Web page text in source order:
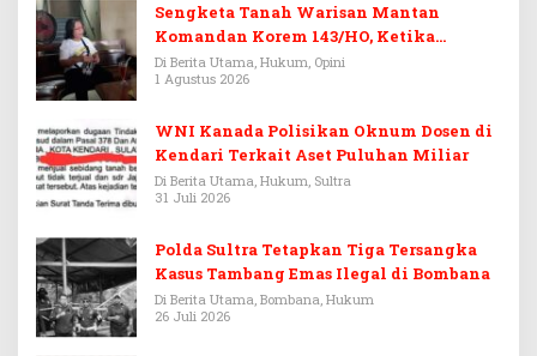
Sengketa Tanah Warisan Mantan
Komandan Korem 143/HO, Ketika
Warisan Menjadi Arena Pemerasan
Di Berita Utama, Hukum, Opini
1 Agustus 2026
WNI Kanada Polisikan Oknum Dosen di
Kendari Terkait Aset Puluhan Miliar
Di Berita Utama, Hukum, Sultra
31 Juli 2026
Polda Sultra Tetapkan Tiga Tersangka
Kasus Tambang Emas Ilegal di Bombana
Di Berita Utama, Bombana, Hukum
26 Juli 2026